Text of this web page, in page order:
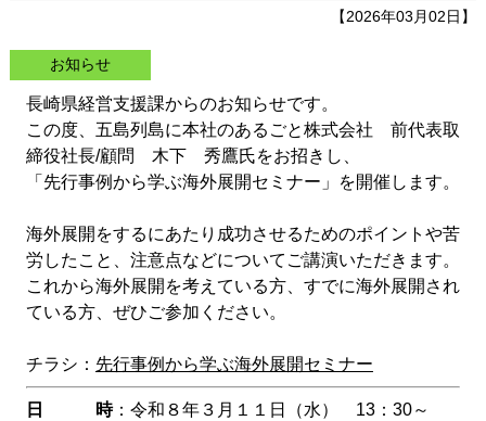
【2026年03月02日】
お知らせ
長崎県経営支援課からのお知らせです。
この度、五島列島に本社のあるごと株式会社 前代表取
締役社長/顧問 木下 秀鷹氏をお招きし、
「先行事例から学ぶ海外展開セミナー」を開催します。
海外展開をするにあたり成功させるためのポイントや苦
労したこと、注意点などについてご講演いただきます。
これから海外展開を考えている方、すでに海外展開され
ている方、ぜひご参加ください。
チラシ： 先行事例から学ぶ海外展開セミナー
日 時：令和８年３月１１日（水） 13：30～